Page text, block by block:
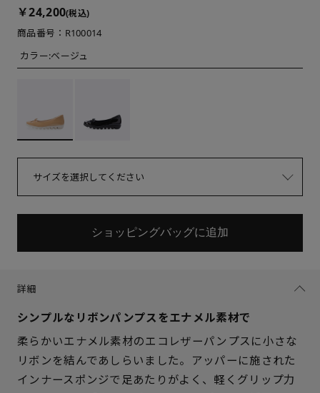
￥24,200(税込)
商品番号：R100014
カラー:ベージュ
サイズを選択してください
ショッピングバッグに追加
詳細
シンプルなリボンパンプスをエナメル素材で
柔らかいエナメル素材のエコレザーパンプスに小さな
リボンを結んであしらいました。アッパーに施された
インナースポンジで足あたりがよく、軽くグリップ力